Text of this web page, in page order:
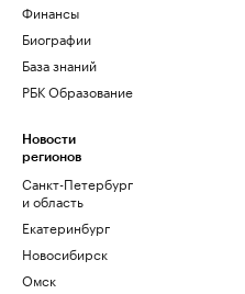
Финансы
Биографии
База знаний
РБК Образование
Новости
регионов
Санкт-Петербург
и область
Екатеринбург
Новосибирск
Омск